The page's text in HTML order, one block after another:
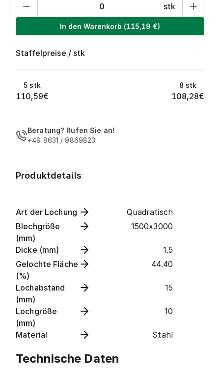
stk
In den Warenkorb (115,19 €)
Staffelpreise / stk
5 stk
110,59€
8 stk
108,28€
Beratung? Rufen Sie an!
+49 8631 / 9869823
Produktdetails
Art der Lochung
Quadratisch
Blechgröße
(mm)
1500x3000
Dicke (mm)
1.5
Gelochte Fläche
(%)
44.40
Lochabstand
(mm)
15
Lochgröße
(mm)
10
Material Stahl
Technische Daten